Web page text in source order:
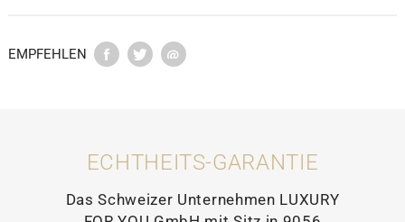
EMPFEHLEN
ECHTHEITS-GARANTIE
Das Schweizer Unternehmen LUXURY